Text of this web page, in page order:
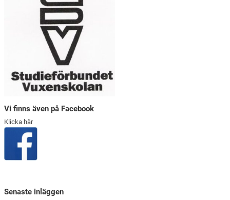
Vi finns även på Facebook
Klicka här
Senaste inläggen